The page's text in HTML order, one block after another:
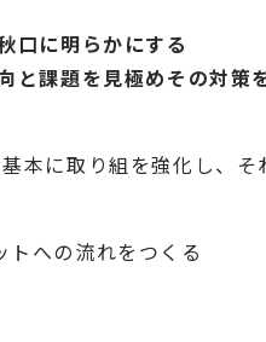
口に明らかにする
課題を見極めその対策
本に取り組を強化し、そ
への流れをつくる